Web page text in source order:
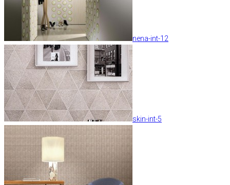
nena-int-12
skin-int-5